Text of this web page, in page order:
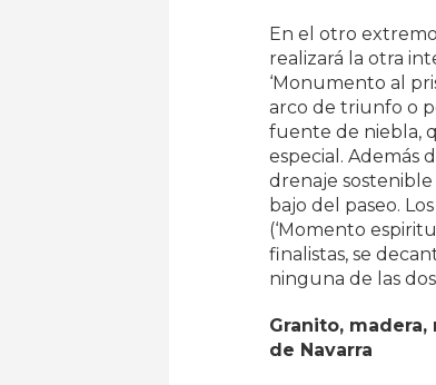
En el otro
realizará la otra
‘Monumento al
arco de triunfo o
fuente de niebla,
especial. Además
drenaje
bajo del paseo.
(‘Momento
finalistas, se
ninguna de las
Granito,
de Navarra